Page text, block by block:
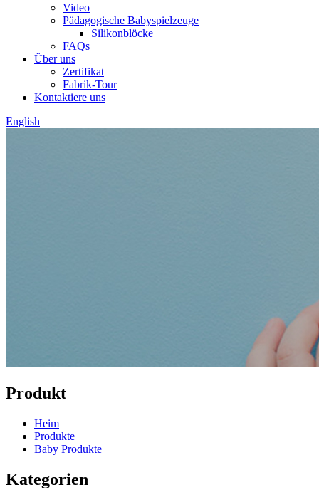
Video
Pädagogische Babyspielzeuge
Silikonblöcke
FAQs
Über uns
Zertifikat
Fabrik-Tour
Kontaktiere uns
English
Produkt
Heim
Produkte
Baby Produkte
Kategorien